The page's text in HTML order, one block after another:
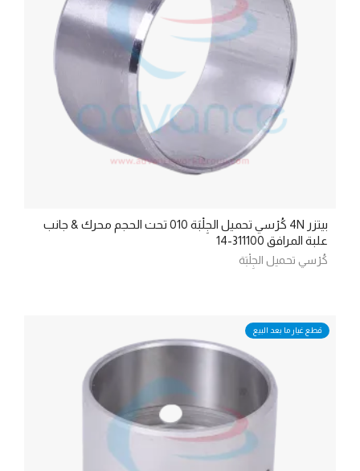
بيتزر 4N كُرْسي تحميل الجِلْبَة 010 تحت الحجم محرك & جانب
علبة المرافق 311100-14
كُرْسي تحميل الجِلْبَة
قطع غيار ما بعد البيع